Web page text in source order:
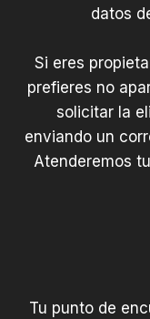
datos
Si eres
prefieres no
solicitar la
enviando un
Atenderemos
Tu punto de